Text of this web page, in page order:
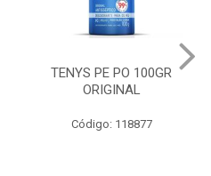
TENYS PE PO 100GR
ORIGINAL
Código: 118877